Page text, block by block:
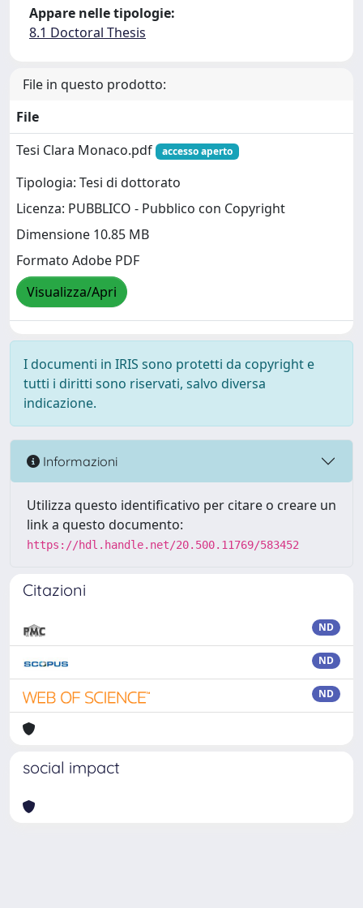
Appare nelle tipologie:
8.1 Doctoral Thesis
File in questo prodotto:
File
Tesi Clara Monaco.pdf
accesso aperto
Tipologia: Tesi di dottorato
Licenza: PUBBLICO - Pubblico con Copyright
Dimensione 10.85 MB
Formato Adobe PDF
Visualizza/Apri
I documenti in IRIS sono protetti da copyright e
tutti i diritti sono riservati, salvo diversa
indicazione.
Informazioni
Utilizza questo identificativo per citare o creare un
link a questo documento:
https://hdl.handle.net/20.500.11769/583452
Citazioni
ND
ND
ND
social impact